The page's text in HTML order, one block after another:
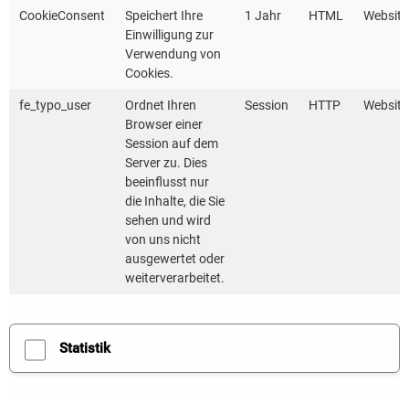
Dieser Inhalt verwendet Karten von
OpenStreetMap. Durch Aktivierung der Karte
werden Daten von diesem Anbieter geladen und
auch an diesen übertragen.
Einmalig aktivieren
Dauerhaft aktivieren
CookieConsent
Speichert Ihre
Einwilligung zur
Verwendung von
Cookies.
1 Jahr HTML Website
fe_typo_user
Ordnet Ihren
Browser einer
Session auf dem
Server zu. Dies
beeinflusst nur
die Inhalte, die Sie
sehen und wird
von uns nicht
ausgewertet oder
weiterverarbeitet.
Session HTTP Website
Statistik